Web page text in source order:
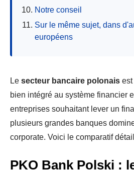
Notre conseil
Sur le même sujet, dans
européens
Le secteur bancaire polonais est
bien intégré au système financier
entreprises souhaitant lever un
plusieurs grandes banques
corporate. Voici le comparatif
PKO Bank Polski :